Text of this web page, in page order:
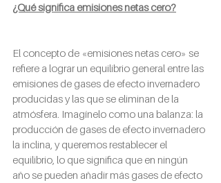
¿Qué significa emisiones netas cero?
El concepto de «emisiones netas cero» se
refiere a lograr un equilibrio general entre las
emisiones de gases de efecto invernadero
producidas y las que se eliminan de la
atmósfera. Imagínelo como una balanza: la
producción de gases de efecto invernadero
la inclina, y queremos restablecer el
equilibrio, lo que significa que en ningún
año se pueden añadir más gases de efecto